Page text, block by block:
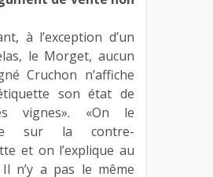
à l’exception d’un
le Morget, aucun
Cruchon n’affiche
son état de
vignes». «On le
sur la contre-
et on l’explique au
n’y a pas le même